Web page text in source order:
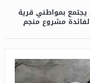
الرابعة لليومبمواطني قرية
لفائدة مشروع منجم